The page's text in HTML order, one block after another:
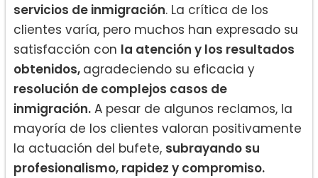
servicios de inmigración. La crítica de los
clientes varía, pero muchos han expresado su
satisfacción con la atención y los resultados
obtenidos, agradeciendo su eficacia y
resolución de complejos casos de
inmigración. A pesar de algunos reclamos, la
mayoría de los clientes valoran positivamente
la actuación del bufete, subrayando su
profesionalismo, rapidez y compromiso.